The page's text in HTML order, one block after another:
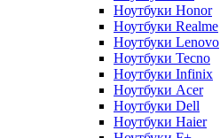
Ноутбуки Honor
Ноутбуки Realme
Ноутбуки Lenovo
Ноутбуки Tecno
Ноутбуки Infinix
Ноутбуки Acer
Ноутбуки Dell
Ноутбуки Haier